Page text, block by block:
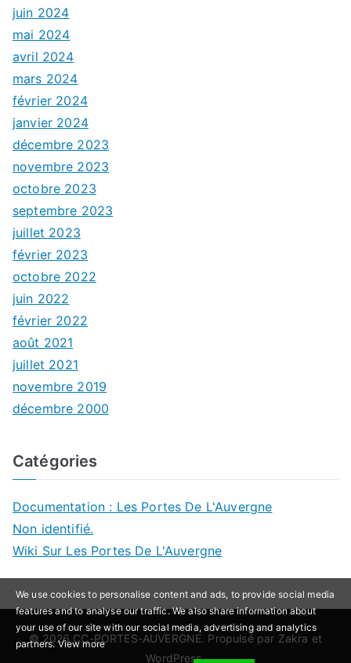
juin 2024
mai 2024
avril 2024
mars 2024
février 2024
janvier 2024
décembre 2023
novembre 2023
octobre 2023
septembre 2023
juillet 2023
février 2023
octobre 2022
juin 2022
février 2022
août 2021
juillet 2021
novembre 2019
décembre 2000
Catégories
Documentation : Les Portes De L'Auvergne
Non identifié.
Wiki Sur Les Portes De L'Auvergne
© 2026 CC-PORTES-AUVERGNE. Propulsé par Zakra et
WordPress.
We use cookies to personalise content and ads, to provide social media
features and to analyse our traffic. We also share information about
your use of our site with our social media, advertising and analytics
partners.View more